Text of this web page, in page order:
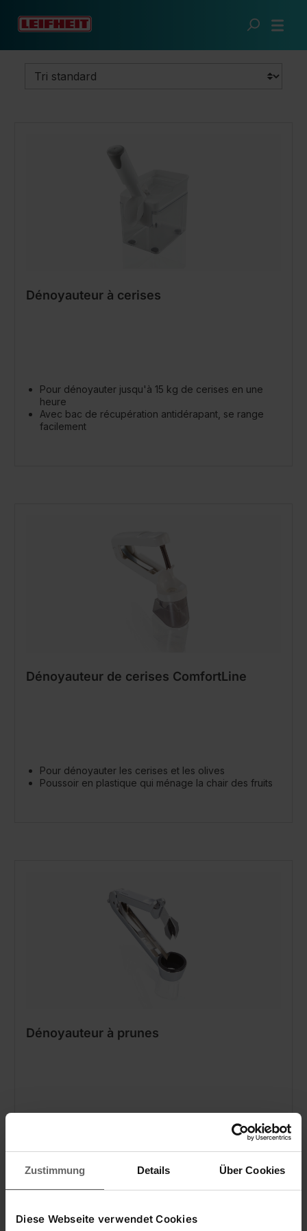
Zustimmung Details Über Cookies
Diese Webseite verwendet Cookies
Passer au contenu principal
Dénoyauteur à cerises
Pour dénoyauter jusqu'à 15 kg de cerises en une
heure
Avec bac de récupération antidérapant, se range
facilement
Dénoyauteur de cerises ComfortLine
Pour dénoyauter les cerises et les olives
Poussoir en plastique qui ménage la chair des fruits
Dénoyauteur à prunes
Longue durée de vie grâce au zinc moulé sous
pression